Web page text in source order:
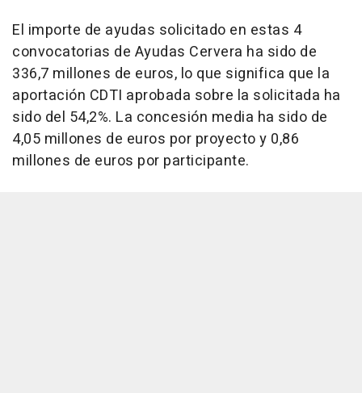
El importe de ayudas solicitado en estas 4
convocatorias de Ayudas Cervera ha sido de
336,7 millones de euros, lo que significa que la
aportación CDTI aprobada sobre la solicitada ha
sido del 54,2%. La concesión media ha sido de
4,05 millones de euros por proyecto y 0,86
millones de euros por participante.